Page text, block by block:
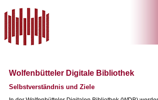
Wolfenbütteler Digitale Bibliothek
Selbstverständnis und Ziele